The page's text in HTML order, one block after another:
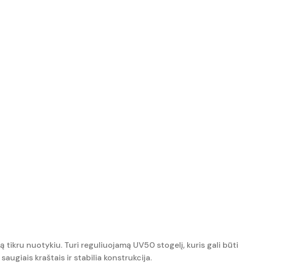
tikru nuotykiu. Turi reguliuojamą UV50 stogelį, kuris gali būti
kraštais ir stabilia konstrukcija.